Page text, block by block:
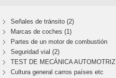
Señales de tránsito (2)
Marcas de coches (1)
Partes de un motor de combustión
Seguridad vial (2)
TEST DE MECÁNICA AUTOMOTRIZ
Cultura general carros países etc